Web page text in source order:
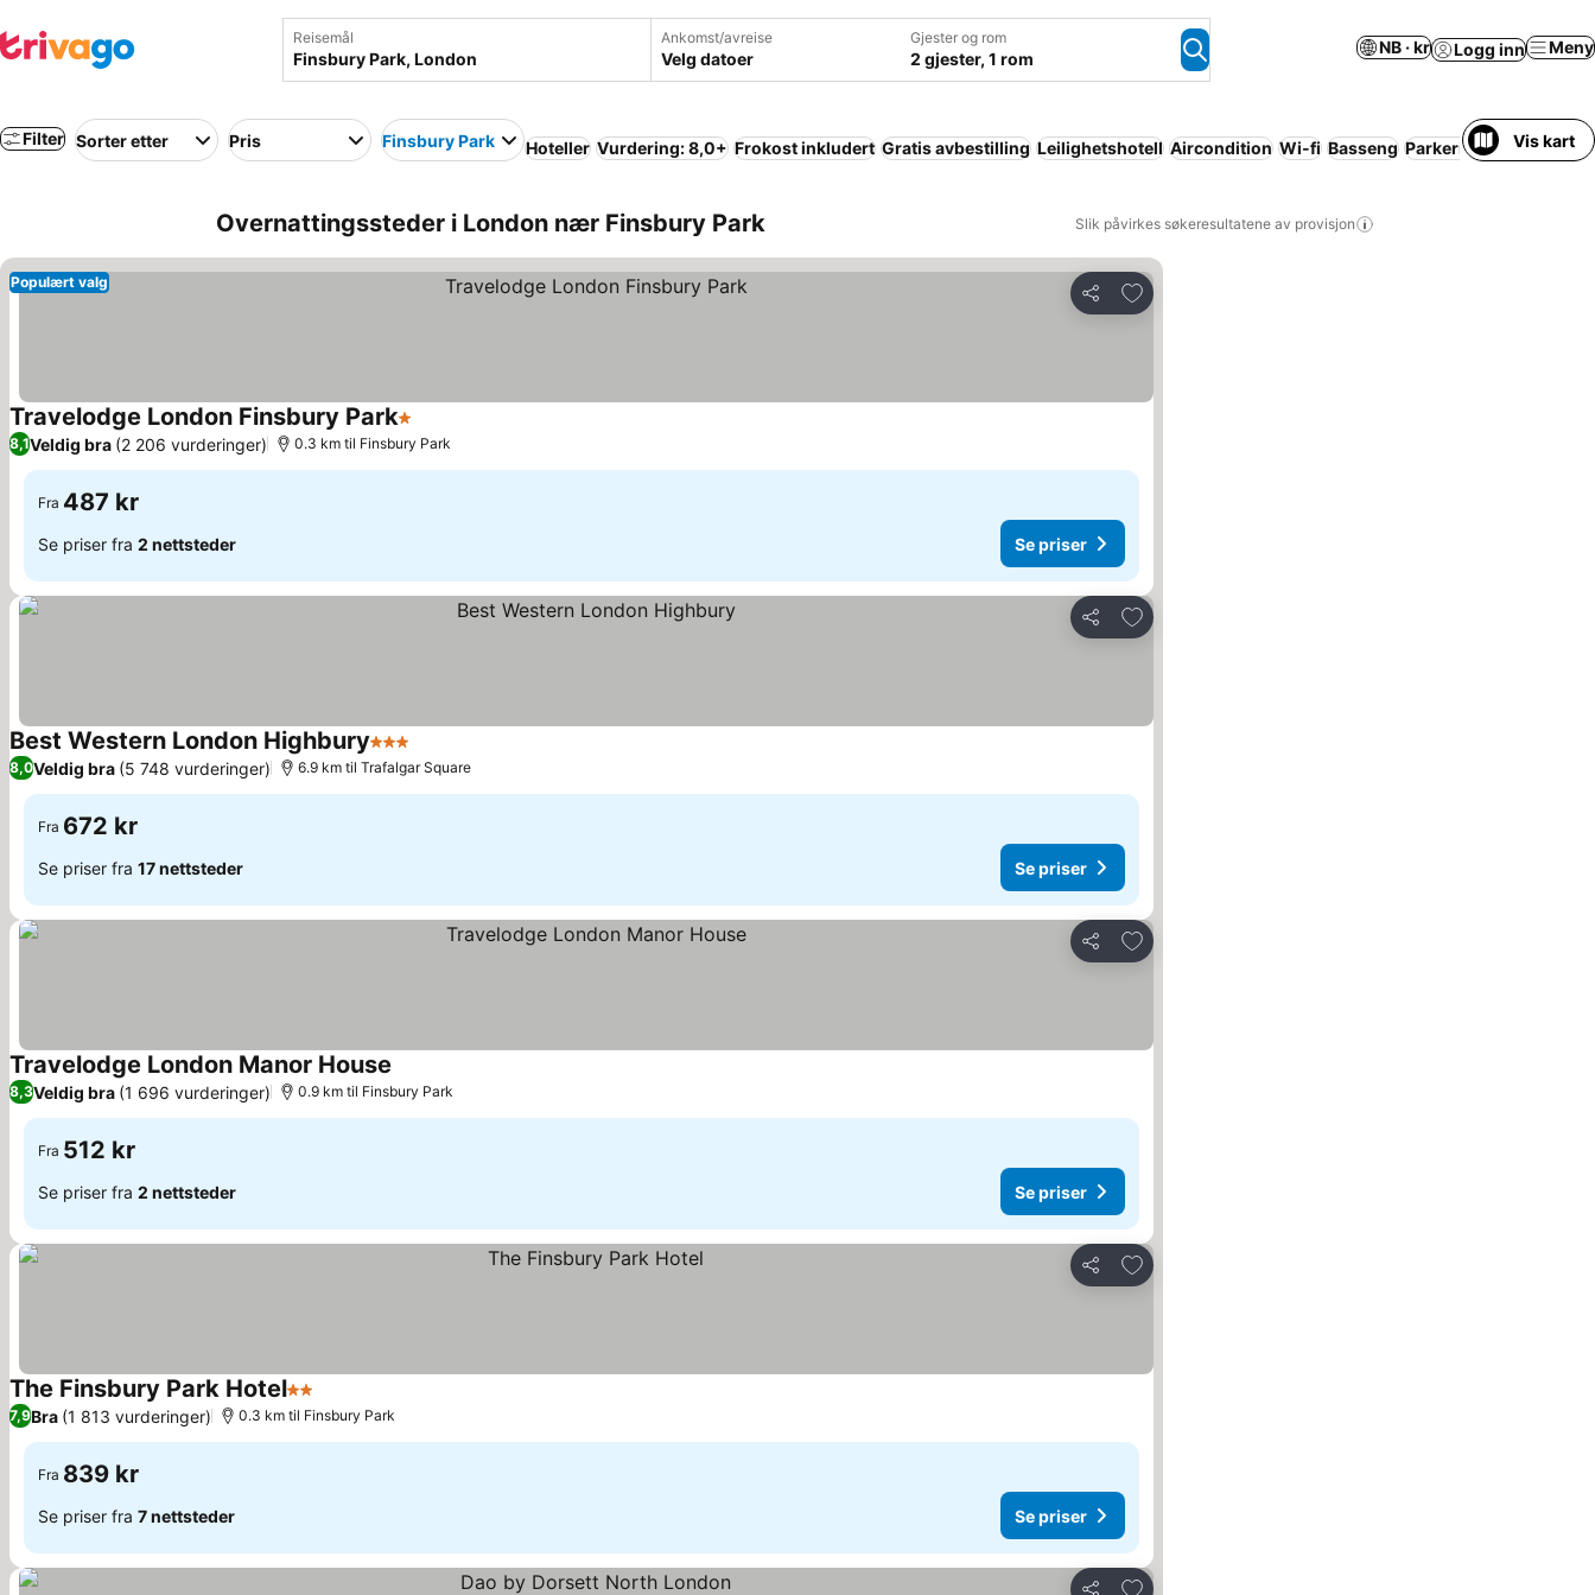
Reisemål Ankomst/avreise
Velg datoer
Gjester og rom
2 gjester, 1 rom
NB · kr Logg inn Meny
Filter Sorter etter Pris Finsbury Park Hoteller Vurdering: 8,0+ Frokost inkludert Gratis avbestilling Leilighetshotell Aircondition Wi-fi Basseng Parkering IngenVis kart
Overnattingssteder i London nær Finsbury Park Slik påvirkes søkeresultatene av provisjon
Del
Legg til i favoritter
Populært valg
Travelodge London Finsbury Park1 Stjerner
8,1Veldig bra (2 206 vurderinger) 0.3 km til Finsbury Park
Fra 487 kr
Se priser fra 2 nettsteder Se priser
Del
Legg til i favoritter
Best Western London Highbury3 Stjerner
8,0Veldig bra (5 748 vurderinger) 6.9 km til Trafalgar Square
Fra 672 kr
Se priser fra 17 nettsteder Se priser
Del
Legg til i favoritter
Travelodge London Manor House
8,3Veldig bra (1 696 vurderinger) 0.9 km til Finsbury Park
Fra 512 kr
Se priser fra 2 nettsteder Se priser
Del
Legg til i favoritter
The Finsbury Park Hotel2 Stjerner
7,9Bra (1 813 vurderinger) 0.3 km til Finsbury Park
Fra 839 kr
Se priser fra 7 nettsteder Se priser
Legg til i favoritter